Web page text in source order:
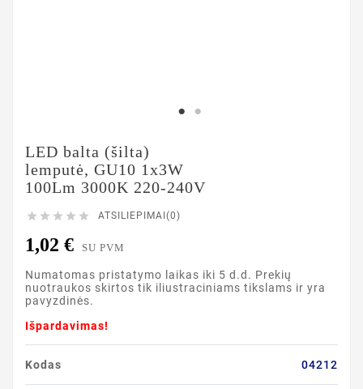
LED balta (šilta)
lemputė, GU10 1x3W
100Lm 3000K 220-240V
     ATSILIEPIMAI(0)
1,02 € SU PVM
Numatomas pristatymo laikas iki 5 d.d. Prekių
nuotraukos skirtos tik iliustraciniams tikslams ir yra
pavyzdinės.
Išpardavimas!
Kodas 04212